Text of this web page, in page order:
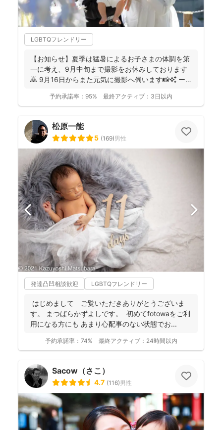
LGBTQフレンドリー
【お知らせ】夏季は猛暑によるお子さまの体調を第
一に考え、9月中旬まで撮影をお休みしております
🙇 9月16日からまた元気に撮影へ伺います📸✨ ー
予約承諾率： 95% 最終アクティブ： 3日以内
松原一能
5 (169)男性
発達凸凹相談歓迎 LGBTQフレンドリー
はじめまして ご覧いただきありがとうございま
す。 まつばらかずよしです。 初めてfotowaをご利
用になる方にも あまり心配事のない状態でお...
予約承諾率： 74% 最終アクティブ： 24時間以内
Sacow（さこ）
4.7 (116)男性